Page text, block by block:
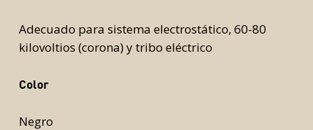
Adecuado para sistema electrostático, 60-80
kilovoltios (corona) y tribo eléctrico
Color
Negro